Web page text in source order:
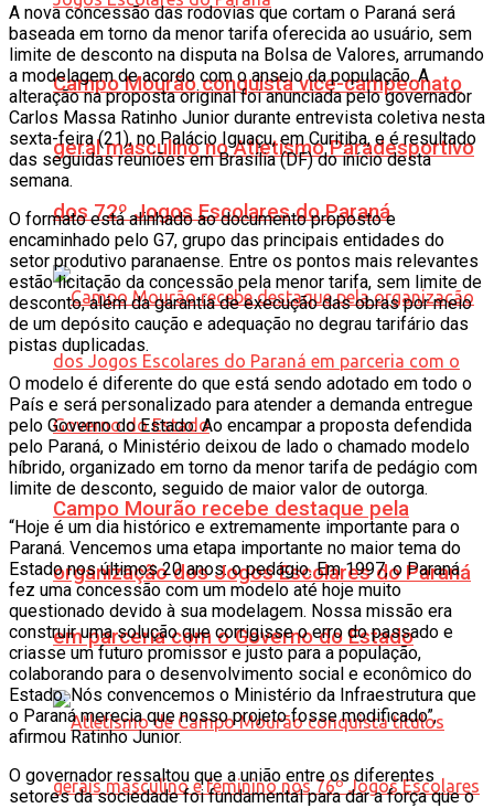
Campo Mourão conquista vice-campeonato
geral masculino no Atletismo Paradesportivo
dos 72º Jogos Escolares do Paraná
Campo Mourão recebe destaque pela
organização dos Jogos Escolares do Paraná
em parceria com o Governo do Estado
A nova concessão das rodovias que cortam o Paraná será
baseada em torno da menor tarifa oferecida ao usuário, sem
limite de desconto na disputa na Bolsa de Valores, arrumando
a modelagem de acordo com o anseio da população. A
alteração na proposta original foi anunciada pelo governador
Carlos Massa Ratinho Junior durante entrevista coletiva nesta
sexta-feira (21), no Palácio Iguaçu, em Curitiba, e é resultado
das seguidas reuniões em Brasília (DF) do início desta
semana.
O formato está alinhado ao documento proposto e
encaminhado pelo G7, grupo das principais entidades do
setor produtivo paranaense. Entre os pontos mais relevantes
estão licitação da concessão pela menor tarifa, sem limite de
desconto, além da garantia de execução das obras por meio
de um depósito caução e adequação no degrau tarifário das
pistas duplicadas.
O modelo é diferente do que está sendo adotado em todo o
País e será personalizado para atender a demanda entregue
pelo Governo do Estado. Ao encampar a proposta defendida
pelo Paraná, o Ministério deixou de lado o chamado modelo
híbrido, organizado em torno da menor tarifa de pedágio com
limite de desconto, seguido de maior valor de outorga.
“Hoje é um dia histórico e extremamente importante para o
Paraná. Vencemos uma etapa importante no maior tema do
Estado nos últimos 20 anos: o pedágio. Em 1997, o Paraná
fez uma concessão com um modelo até hoje muito
questionado devido à sua modelagem. Nossa missão era
construir uma solução que corrigisse o erro do passado e
criasse um futuro promissor e justo para a população,
colaborando para o desenvolvimento social e econômico do
Estado. Nós convencemos o Ministério da Infraestrutura que
o Paraná merecia que nosso projeto fosse modificado”,
afirmou Ratinho Junior.
O governador ressaltou que a união entre os diferentes
setores da sociedade foi fundamental para dar a força que o